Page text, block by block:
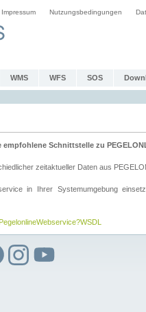
Impressum Nutzungsbedingungen
WMS WFS SOS
Schnittstelle zu
zeitaktueller Daten aus
in Ihrer Systemumgebung